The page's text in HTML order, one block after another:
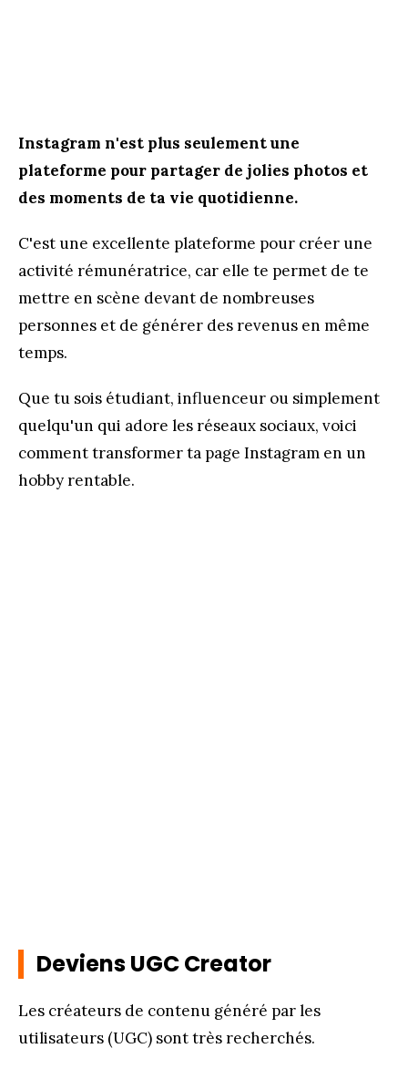
Instagram n'est plus seulement une
plateforme pour partager de jolies photos et
des moments de ta vie quotidienne.
C'est une excellente plateforme pour créer une
activité rémunératrice, car elle te permet de te
mettre en scène devant de nombreuses
personnes et de générer des revenus en même
temps.
Que tu sois étudiant, influenceur ou simplement
quelqu'un qui adore les réseaux sociaux, voici
comment transformer ta page Instagram en un
hobby rentable.
Deviens UGC Creator
Les créateurs de contenu généré par les
utilisateurs (UGC) sont très recherchés.